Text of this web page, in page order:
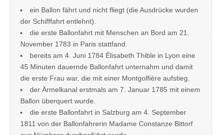
ein Ballon fährt und nicht fliegt (die Ausdrücke wurden
der Schifffahrt entlehnt).
die erste Ballonfahrt mit Menschen an Bord am 21.
November 1783 in Paris stattfand.
bereits am 4. Juni 1784 Élisabeth Thible in Lyon eine
45 Minuten dauernde Ballonfahrt unternahm und damit
die erste Frau war, die mit einer Montgolfière aufstieg.
der Ärmelkanal erstmals am 7. Januar 1785 mit einem
Ballon überquert wurde.
die erste Ballonfahrt in Salzburg am 4. September
1811 von der Ballonfahrerin Madame Constanze Bittorf